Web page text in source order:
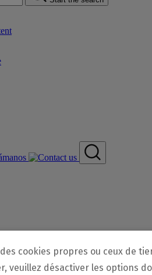
cookies propres ou ceux de
veuillez désactiver les options